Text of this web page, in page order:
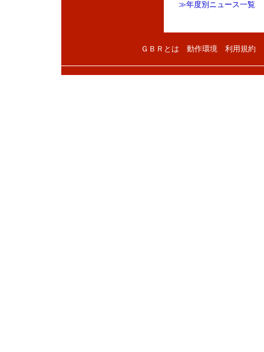
≫年度別ニュース一覧
ＧＢＲとは 動作環境 利用規約